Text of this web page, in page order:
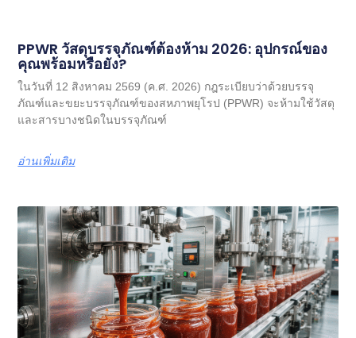
PPWR วัสดุบรรจุภัณฑ์ต้องห้าม 2026: อุปกรณ์ของ
คุณพร้อมหรือยัง?
ในวันที่ 12 สิงหาคม 2569 (ค.ศ. 2026) กฎระเบียบว่าด้วยบรรจุ
ภัณฑ์และขยะบรรจุภัณฑ์ของสหภาพยุโรป (PPWR) จะห้ามใช้วัสดุ
และสารบางชนิดในบรรจุภัณฑ์
อ่านเพิ่มเติม